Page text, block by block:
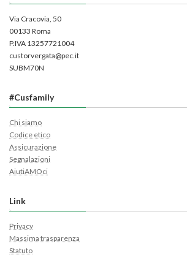
Via Cracovia, 50
00133 Roma
P.IVA 13257721004
custorvergata@pec.it
SUBM70N
#Cusfamily
Chi siamo
Codice etico
Assicurazione
Segnalazioni
AiutiAMOci
Link
Privacy
Massima trasparenza
Statuto